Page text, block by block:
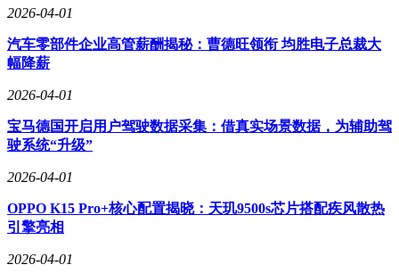
迪士尼与Sora的合作崩盘，预示着超级IP持有者对AI"吸血"传
统内容产业的警惕。国内配音界边江、季冠霖等从业者近期集
乐工具升级为商业利器时，传统创作者与版权方正在构建围剿
阵营。缺乏自有应用场景、单纯依赖接口销售的OpenAI，显
然无法承受排山倒海的侵权诉讼。
中国厂商的生存智慧体现在独特的商业闭环构建上。以字节跳
成完美协同：AI生成的带货视频、引流短剧通过剪映进入创
作者工作流，再经算法推荐投放到抖音的流量海洋，最终转化
现"的飞轮模式，使高昂算力成本转化为可持续的商业回报。
2026-04-01
汽车零部件企业高管薪酬揭秘：曹德旺领衔 均胜电子总裁大
幅降薪
2026-04-01
宝马德国开启用户驾驶数据采集：借真实场景数据，为辅助驾
驶系统“升级”
2026-04-01
OPPO K15 Pro+核心配置揭晓：天玑9500s芯片搭配疾风散热
引擎亮相
2026-04-01